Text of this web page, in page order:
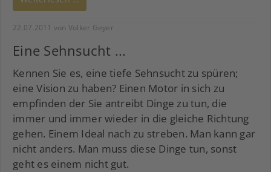
22.07.2011 von Volker Geyer
Eine Sehnsucht ...
Kennen Sie es, eine tiefe Sehnsucht zu spüren;
eine Vision zu haben? Einen Motor in sich zu
empfinden der Sie antreibt Dinge zu tun, die
immer und immer wieder in die gleiche Richtung
gehen. Einem Ideal nach zu streben. Man kann gar
nicht anders. Man muss diese Dinge tun, sonst
geht es einem nicht gut.